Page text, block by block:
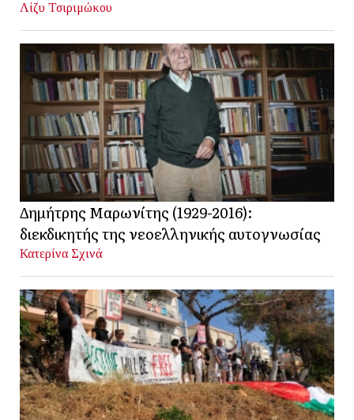
Λίζυ Τσιριμώκου
Δημήτρης Μαρωνίτης (1929-2016):
διεκδικητής της νεοελληνικής αυτογνωσίας
Κατερίνα Σχινά